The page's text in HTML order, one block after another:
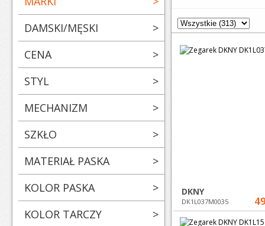
DAMSKI/MĘSKI
>
CENA
>
STYL
>
MECHANIZM
>
SZKŁO
>
MATERIAŁ PASKA
>
KOLOR PASKA
>
KOLOR TARCZY
>
DKNY
DK1L037M0035